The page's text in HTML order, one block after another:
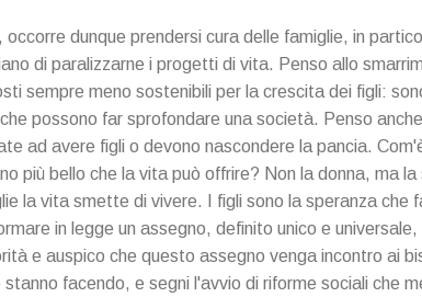
occorre dunque prendersi cura delle famiglie, in
di paralizzarne i progetti di vita. Penso allo
sempre meno sostenibili per la crescita dei figli:
possono far sprofondare una società. Penso
ad avere figli o devono nascondere la pancia.
più bello che la vita può offrire? Non la donna, ma
la vita smette di vivere. I figli sono la speranza che
in legge un assegno, definito unico e
e auspico che questo assegno venga incontro ai
facendo, e segni l'avvio di riforme sociali che